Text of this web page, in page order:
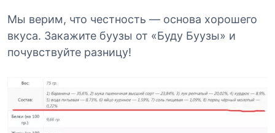
Мы верим, что честность — основа хорошего
вкуса. Закажите буузы от «Буду Буузы» и
почувствуйте разницу!